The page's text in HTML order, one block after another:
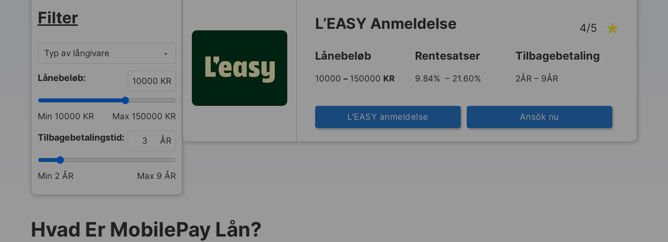
Filter
Lånebeløb: KR
Min 10000 KR Max 150000 KR
Tilbagebetalingstid: ÅR
Min 2 ÅR Max 9 ÅR
L’EASY Anmeldelse 4/5
Lånebeløb
10000 – 150000 KR
Rentesatser
9.84% – 21.60%
Tilbagebetaling
2ÅR – 9ÅR
L'EASY anmeldelse Ansök nu
Hvad Er MobilePay Lån?